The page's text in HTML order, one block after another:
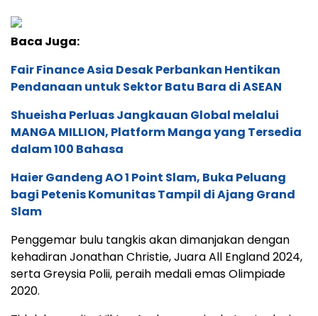
Baca Juga:
Fair Finance Asia Desak Perbankan Hentikan
Pendanaan untuk Sektor Batu Bara di ASEAN
Shueisha Perluas Jangkauan Global melalui
MANGA MILLION, Platform Manga yang Tersedia
dalam 100 Bahasa
Haier Gandeng AO 1 Point Slam, Buka Peluang
bagi Petenis Komunitas Tampil di Ajang Grand
Slam
Penggemar bulu tangkis akan dimanjakan dengan
kehadiran Jonathan Christie, Juara All England 2024,
serta Greysia Polii, peraih medali emas Olimpiade
2020.